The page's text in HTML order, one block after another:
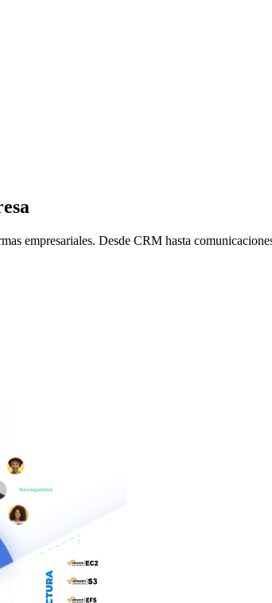
empresariales. Desde CRM hasta